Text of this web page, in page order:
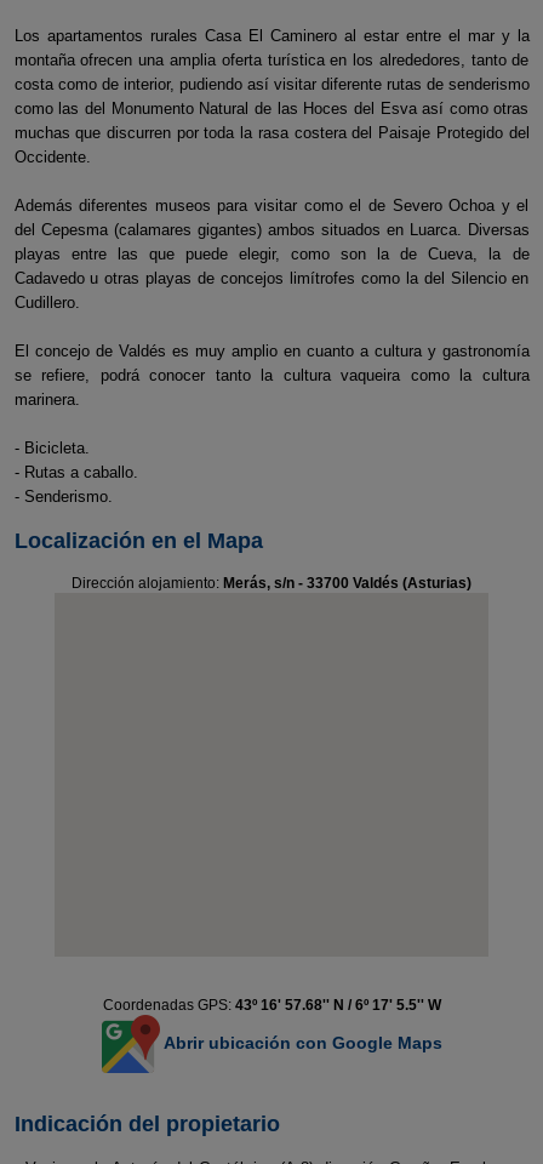
Los apartamentos rurales Casa El Caminero al estar entre el mar y la
montaña ofrecen una amplia oferta turística en los alrededores, tanto de
costa como de interior, pudiendo así visitar diferente rutas de senderismo
como las del Monumento Natural de las Hoces del Esva así como otras
muchas que discurren por toda la rasa costera del Paisaje Protegido del
Occidente.
Además diferentes museos para visitar como el de Severo Ochoa y el
del Cepesma (calamares gigantes) ambos situados en Luarca. Diversas
playas entre las que puede elegir, como son la de Cueva, la de
Cadavedo u otras playas de concejos limítrofes como la del Silencio en
Cudillero.
El concejo de Valdés es muy amplio en cuanto a cultura y gastronomía
se refiere, podrá conocer tanto la cultura vaqueira como la cultura
marinera.
- Bicicleta.
- Rutas a caballo.
- Senderismo.
Localización en el Mapa
Dirección alojamiento: Merás, s/n - 33700 Valdés (Asturias)
Coordenadas GPS: 43º 16' 57.68'' N / 6º 17' 5.5'' W
Abrir ubicación con Google Maps
Indicación del propietario